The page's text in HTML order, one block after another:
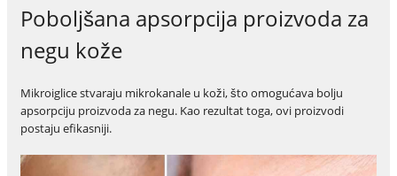
Poboljšana apsorpcija proizvoda za
negu kože
Mikroiglice stvaraju mikrokanale u koži, što omogućava bolju
apsorpciju proizvoda za negu. Kao rezultat toga, ovi proizvodi
postaju efikasniji.